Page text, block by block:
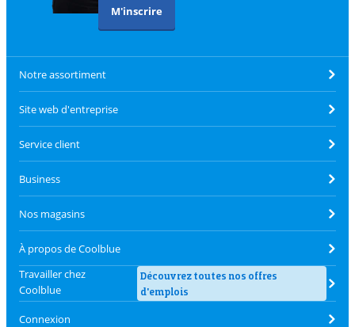
M'inscrire
Notre assortiment
Site web d'entreprise
Service client
Business
Nos magasins
À propos de Coolblue
Travailler chez
Coolblue
Découvrez toutes nos offres
d'emplois
Connexion